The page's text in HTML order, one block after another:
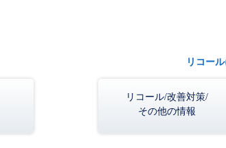
リコー
リコール/改善対策/
その他の情報